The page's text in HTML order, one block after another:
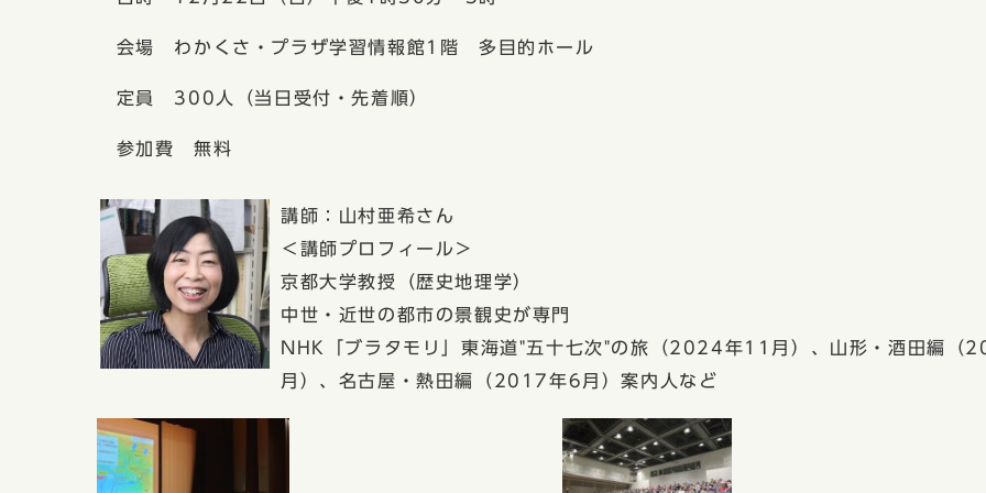
会場 わかくさ・プラザ学習情報館1階 多目的ホール
定員 300人（当日受付・先着順）
参加費 無料
講師：山村亜希さん
＜講師プロフィール＞
京都大学教授（歴史地理学）
中世・近世の都市の景観史が専門
NHK「ブラタモリ」東海道"五十七次"の旅（2024年11月）、山形・酒田編（
月）、名古屋・熱田編（2017年6月）案内人など